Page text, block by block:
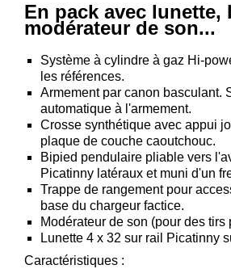
Acheter
à
nouveau
Modifiez
vos
paramètres
de compte
Commandes
web
Mes
documents
Factures –
En pack avec lunette,
modérateur de son...
Système à cylindre à gaz Hi-
les références.
Armement par canon basculant.
automatique à l'armement.
Crosse synthétique avec appui
plaque de couche caoutchouc.
Bipied pendulaire pliable vers
Picatinny latéraux et muni d'un
Trappe de rangement pour
base du chargeur factice.
Modérateur de son (pour des tirs
Lunette 4 x 32 sur rail Picatinny
Caractéristiques :